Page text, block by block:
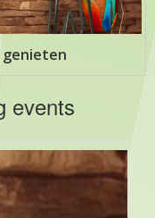
genieten
events